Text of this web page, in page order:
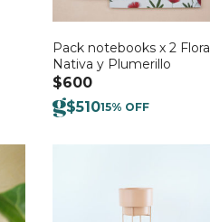
Pack notebooks x 2 Flora
Nativa y Plumerillo
$600
$51015% OFF